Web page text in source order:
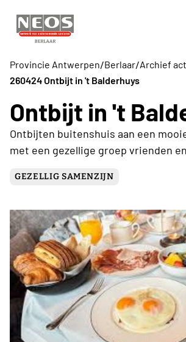
Provincie Antwerpen/Berlaar/Archief
260424 Ontbijt in 't Balderhuys
Ontbijt in 't
Ontbijten buitenshuis aan een
met een gezellige groep vrienden
GEZELLIG SAMENZIJN